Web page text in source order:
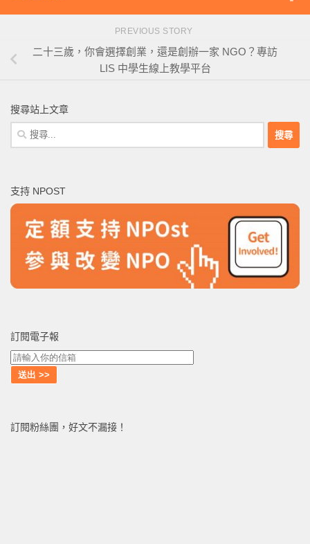
PREVIOUS STORY
二十三歲，你會選擇創業，還是創辦一家 NGO？專訪
LIS 中學生線上教學平台
搜尋站上文章
搜
尋
字:
支持 NPOST
訂閱電子報
訂閱粉絲團，好文不漏接！